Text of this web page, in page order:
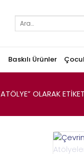
Ara:
Baskılı Ürünler
OLARAK